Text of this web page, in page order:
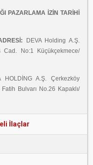
PAZARLAMA İZİN TARİHİ
DEVA Holding A.Ş.
Cad. No:1 Küçükçekmece/
HOLDİNG A.Ş. Çerkezköy
Bulvarı No.26 Kapaklı/
İlaçlar